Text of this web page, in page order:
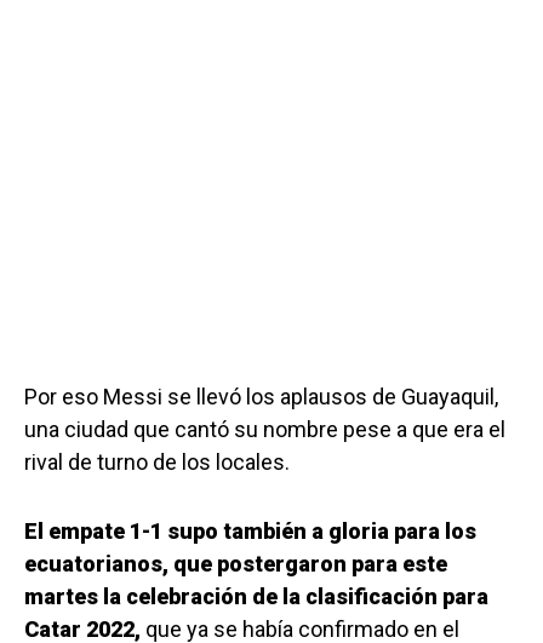
Por eso Messi se llevó los aplausos de Guayaquil,
una ciudad que cantó su nombre pese a que era el
rival de turno de los locales.
El empate 1-1 supo también a gloria para los
ecuatorianos, que postergaron para este
martes la celebración de la clasificación para
Catar 2022, que ya se había confirmado en el